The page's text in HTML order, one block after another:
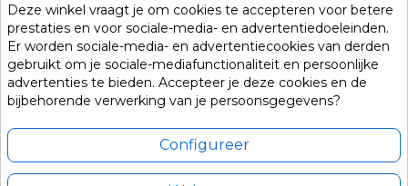
Deze winkel vraagt je om cookies te accepteren voor betere
prestaties en voor sociale-media- en advertentiedoeleinden.
Er worden sociale-media- en advertentiecookies van derden
gebruikt om je sociale-mediafunctionaliteit en persoonlijke
advertenties te bieden. Accepteer je deze cookies en de
bijbehorende verwerking van je persoonsgegevens?
Configureer